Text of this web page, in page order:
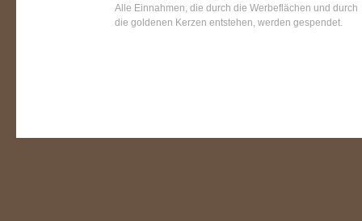
Alle Einnahmen, die durch die Werbeflächen und durch
die goldenen Kerzen entstehen, werden gespendet.